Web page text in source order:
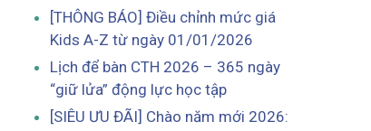
[THÔNG BÁO] Điều chỉnh mức giá
Kids A-Z từ ngày 01/01/2026
Lịch để bàn CTH 2026 – 365 ngày
“giữ lửa” động lực học tập
[SIÊU ƯU ĐÃI] Chào năm mới 2026: